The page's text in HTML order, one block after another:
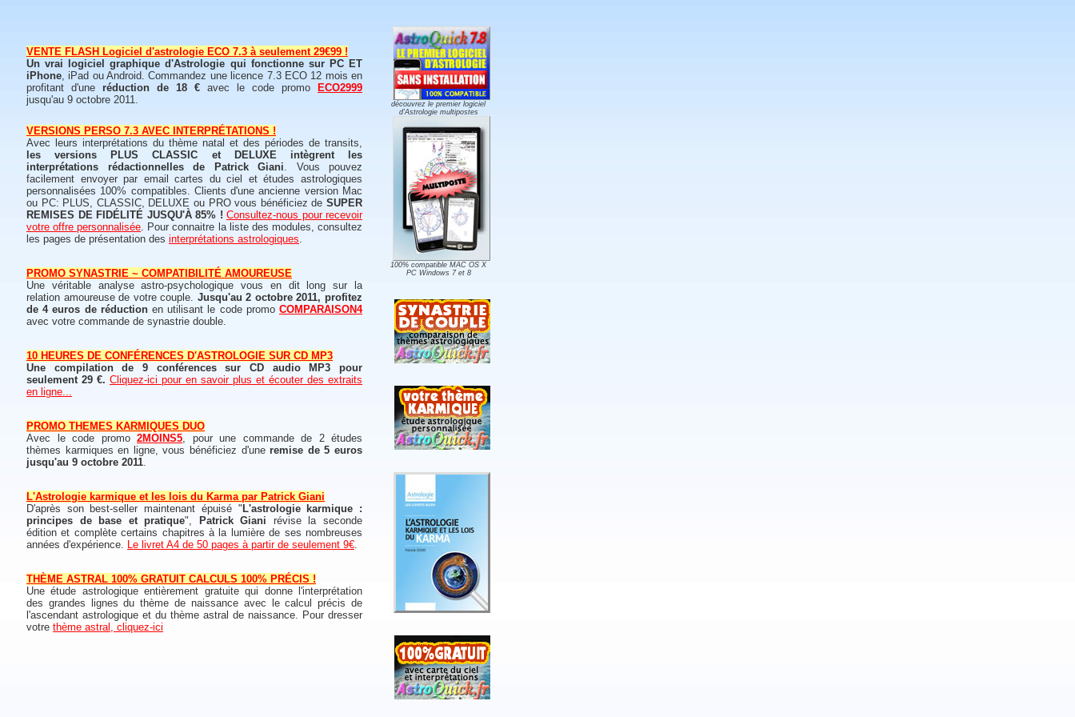
VENTE FLASH Logiciel d'astrologie ECO 7.3 à seulement 29€99 !
Un vrai logiciel graphique d'Astrologie qui fonctionne sur PC ET
iPhone, iPad ou Android. Commandez une licence 7.3 ECO 12 mois en
profitant d'une réduction de 18 € avec le code promo
ECO2999
jusqu'au 9 octobre 2011.
VERSIONS PERSO 7.3 AVEC INTERPRÉTATIONS !
Avec leurs interprétations du thème natal et des périodes de transits,
les versions PLUS CLASSIC et DELUXE intègrent les
interprétations rédactionnelles de Patrick Giani. Vous pouvez
facilement envoyer par email cartes du ciel et études astrologiques
personnalisées 100% compatibles. Clients d'une ancienne version Mac
ou PC: PLUS, CLASSIC, DELUXE ou PRO vous bénéficiez de SUPER
REMISES DE FIDÉLITÉ JUSQU'À 85% ! Consultez-nous pour recevoir
votre offre personnalisée. Pour connaitre la liste des modules, consultez
les pages de présentation des interprétations astrologiques.
PROMO SYNASTRIE ~ COMPATIBILITÉ AMOUREUSE
Une véritable analyse astro-psychologique vous en dit long sur la
relation amoureuse de votre couple. Jusqu'au 2 octobre 2011, profitez
de 4 euros de réductionen utilisant le code promoCOMPARAISON4
avec votre commande de synastrie double.
10 HEURES DE CONFÉRENCES D'ASTROLOGIE SUR CD MP3
Une compilation de 9 conférences sur CD audio MP3 pour
seulement 29 €. Cliquez-ici pour en savoir plus et écouter des extraits
en ligne...
PROMO THEMES KARMIQUES DUO
Avec le code promo 2MOINS5, pour une commande de 2 études
thèmes karmiques en ligne, vous bénéficiez d'uneremise de 5 euros
jusqu'au 9 octobre 2011.
L'Astrologie karmique et les lois du Karma par Patrick Giani
D'après son best-seller maintenant épuisé " L'astrologie karmique :
principes de base et pratique", Patrick Giani révise la seconde
édition et complète certains chapitres à la lumière de ses nombreuses
années d'expérience. Le livret A4 de 50 pages à partir de seulement 9€.
THÈME ASTRAL 100% GRATUIT CALCULS 100% PRÉCIS !
Une étude astrologique entièrement gratuite qui donne l'interprétation
des grandes lignes du thème de naissance avec le calcul précis de
l'ascendant astrologique et du thème astral de naissance. Pour dresser
votre thème astral, cliquez-ici
découvrez le premier logiciel
d'Astrologie multipostes
100% compatible MAC OS X
PC Windows 7 et 8